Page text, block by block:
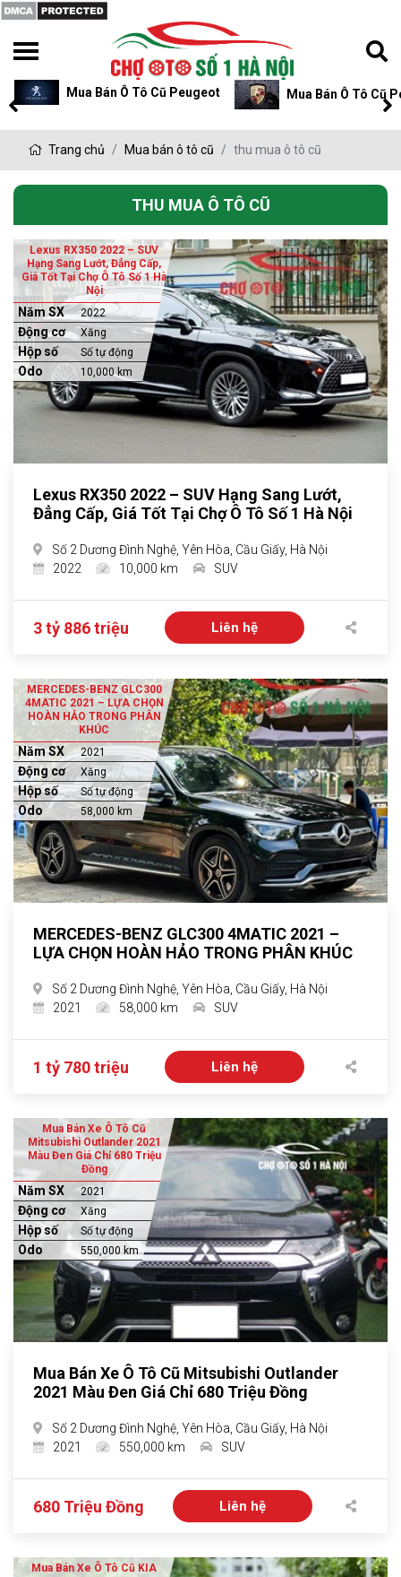
Mua Bán Ô Tô Cũ Peugeot Mua Bán Ô Tô Cũ
Trang chủ Mua bán ô tô cũ thu mua ô tô cũ
THU MUA Ô TÔ CŨ
Lexus RX350 2022 – SUV
Hạng Sang Lướt, Đẳng Cấp,
Giá Tốt Tại Chợ Ô Tô Số 1 Hà
Nội
Năm SX 2022
Động cơ Xăng
Hộp số Số tự động
Odo 10,000 km
Lexus RX350 2022 – SUV Hạng Sang Lướt,
Đẳng Cấp, Giá Tốt Tại Chợ Ô Tô Số 1 Hà Nội
Số 2 Dương Đình Nghệ, Yên Hòa, Cầu Giấy, Hà Nội
2022
10,000 km SUV
3 tỷ 886 triệu Liên hệ
MERCEDES-BENZ GLC300
4MATIC 2021 – LỰA CHỌN
HOÀN HẢO TRONG PHÂN
KHÚC
Năm SX 2021
Động cơ Xăng
Hộp số Số tự động
Odo 58,000 km
MERCEDES-BENZ GLC300 4MATIC 2021 –
LỰA CHỌN HOÀN HẢO TRONG PHÂN KHÚC
Số 2 Dương Đình Nghệ, Yên Hòa, Cầu Giấy, Hà Nội
2021
58,000 km SUV
1 tỷ 780 triệu Liên hệ
Mua Bán Xe Ô Tô Cũ
Mitsubishi Outlander 2021
Màu Đen Giá Chỉ 680 Triệu
Đồng
Năm SX 2021
Động cơ Xăng
Hộp số Số tự động
Odo 550,000 km
Mua Bán Xe Ô Tô Cũ Mitsubishi Outlander
2021 Màu Đen Giá Chỉ 680 Triệu Đồng
Số 2 Dương Đình Nghệ, Yên Hòa, Cầu Giấy, Hà Nội
2021
550,000 km SUV
680 Triệu Đồng Liên hệ
Mua Bán Xe Ô Tô Cũ KIA